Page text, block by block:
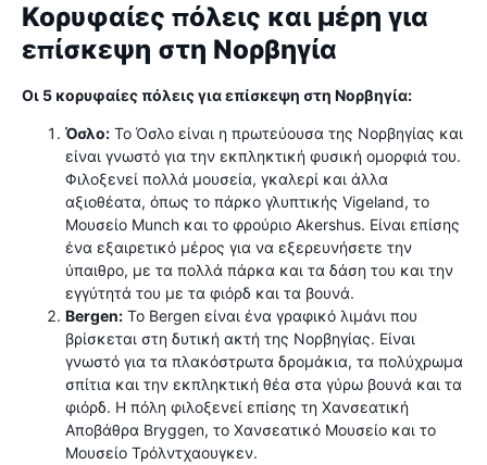
Κορυφαίες πόλεις και μέρη για
επίσκεψη στη Νορβηγία
Οι 5 κορυφαίες πόλεις για επίσκεψη στη Νορβηγία:
Όσλο: Το Όσλο είναι η πρωτεύουσα της Νορβηγίας και
είναι γνωστό για την εκπληκτική φυσική ομορφιά του.
Φιλοξενεί πολλά μουσεία, γκαλερί και άλλα
αξιοθέατα, όπως το πάρκο γλυπτικής Vigeland, το
Μουσείο Munch και το φρούριο Akershus. Είναι επίσης
ένα εξαιρετικό μέρος για να εξερευνήσετε την
ύπαιθρο, με τα πολλά πάρκα και τα δάση του και την
εγγύτητά του με τα φιόρδ και τα βουνά.
Bergen: Το Bergen είναι ένα γραφικό λιμάνι που
βρίσκεται στη δυτική ακτή της Νορβηγίας. Είναι
γνωστό για τα πλακόστρωτα δρομάκια, τα πολύχρωμα
σπίτια και την εκπληκτική θέα στα γύρω βουνά και τα
φιόρδ. Η πόλη φιλοξενεί επίσης τη Χανσεατική
Αποβάθρα Bryggen, το Χανσεατικό Μουσείο και το
Μουσείο Τρόλντχαουγκεν.